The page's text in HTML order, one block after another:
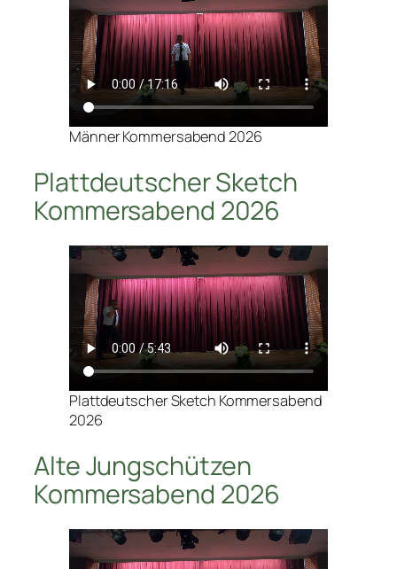
Männer Kommersabend 2026
Plattdeutscher Sketch
Kommersabend 2026
Plattdeutscher Sketch Kommersabend
2026
Alte Jungschützen
Kommersabend 2026